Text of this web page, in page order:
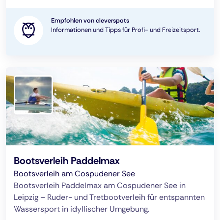
Empfohlen von cleverspots
Informationen und Tipps für Profi- und Freizeitsport.
Bootsverleih Paddelmax
Bootsverleih am Cospudener See
Bootsverleih Paddelmax am Cospudener See in
Leipzig – Ruder- und Tretbootverleih für entspannten
Wassersport in idyllischer Umgebung.